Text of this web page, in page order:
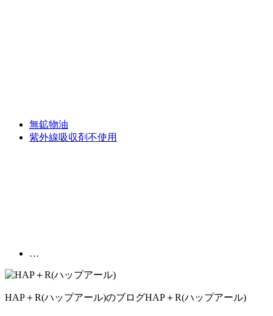
無鉱物油
紫外線吸収剤不使用
…
HAP＋R(ハップアール)のブログHAP＋R(ハップアール)